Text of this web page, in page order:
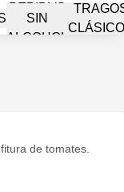
SIN
ALCOHOL
de tomates.